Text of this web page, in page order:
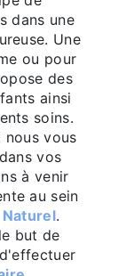
dans une
Une
ou pour
des
ainsi
soins.
nous vous
vos
à venir
au sein
Naturel.
but de